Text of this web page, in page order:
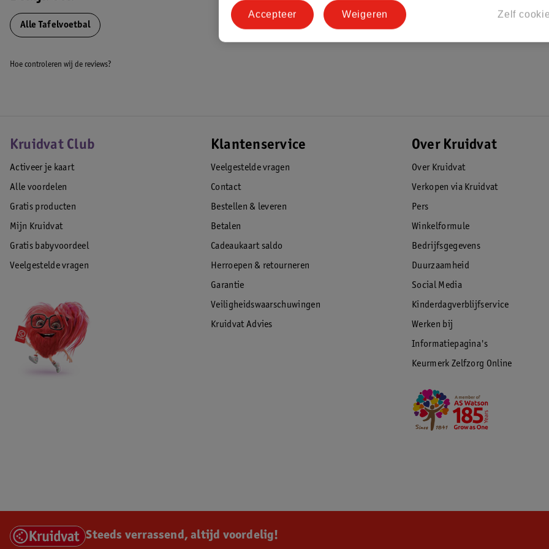
Alle Tafelvoetbal
Hoe controleren wij de reviews?
Kruidvat Club
Activeer je kaart
Alle voordelen
Gratis producten
Mijn Kruidvat
Gratis babyvoordeel
Veelgestelde vragen
Klantenservice
Veelgestelde vragen
Contact
Bestellen & leveren
Betalen
Cadeaukaart saldo
Herroepen & retourneren
Garantie
Veiligheidswaarschuwingen
Kruidvat Advies
Over Kruidvat
Over Kruidvat
Verkopen via Kruidvat
Pers
Winkelformule
Bedrijfsgegevens
Duurzaamheid
Social Media
Kinderdagverblijfservice
Werken bij
Informatiepagina's
Keurmerk Zelfzorg Online
Steeds verrassend, altijd voordelig!
Zelf
Weigeren
Accepteer